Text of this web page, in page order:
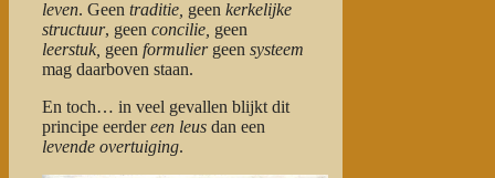
leven. Geen traditie, geen kerkelijke
structuur, geen concilie, geen
leerstuk, geen formuliergeen systeem
mag daarboven staan.
En toch… in veel gevallen blijkt dit
principe eerdereen leus dan een
levende overtuiging.